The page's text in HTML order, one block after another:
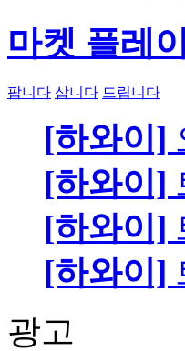
마켓 플레
팝니다 삽니다 드립니다
[하와이]
[하와이]
[하와이]
[하와이]
광고